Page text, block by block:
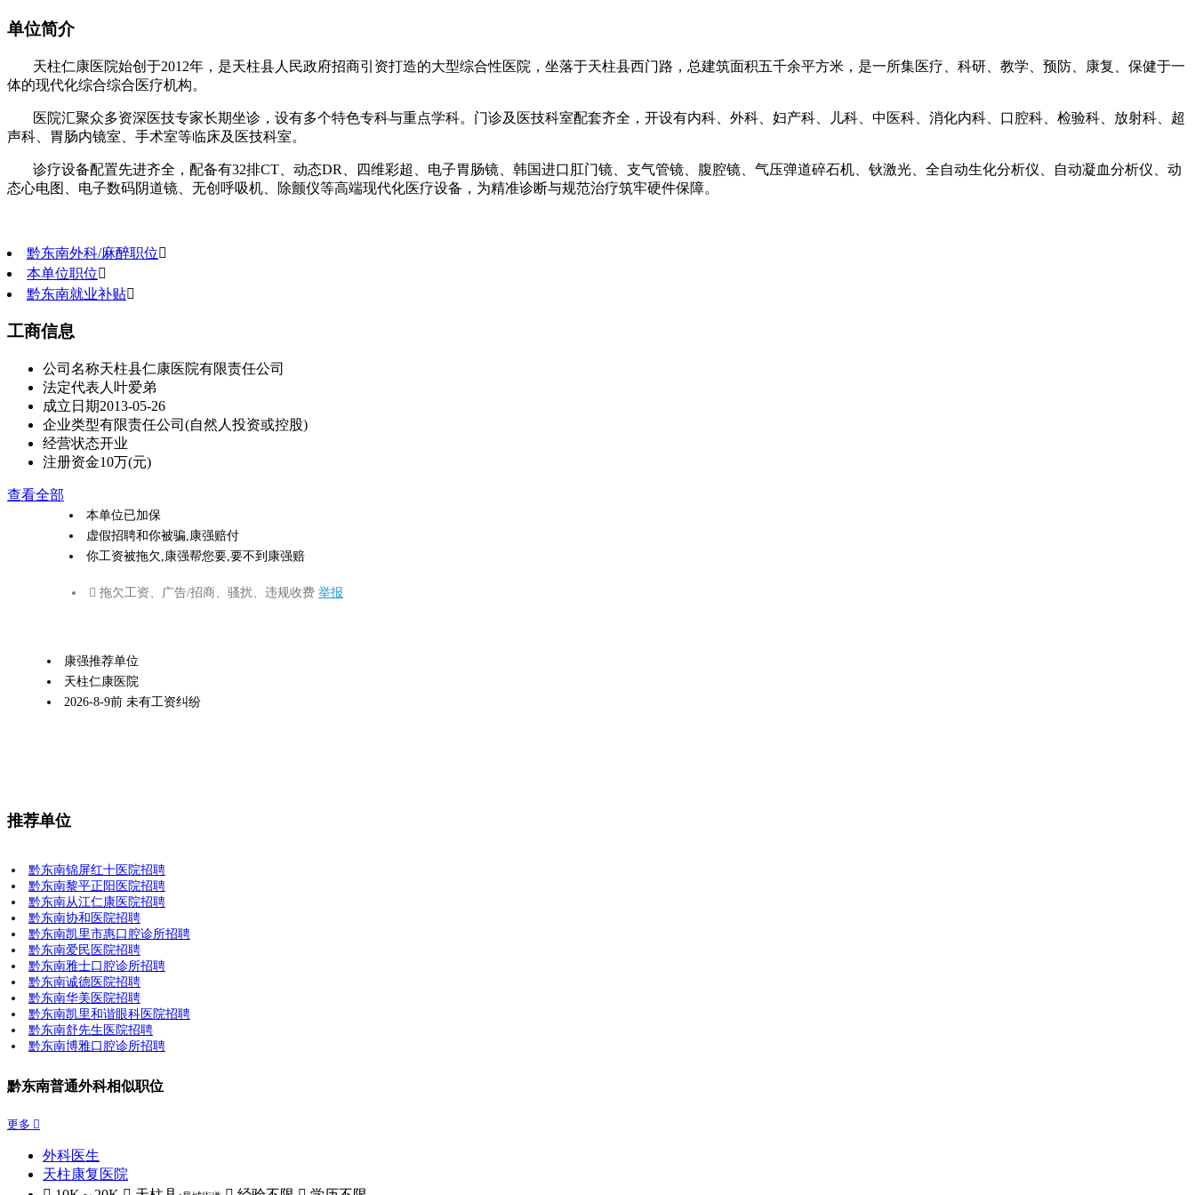
单位简介
天柱仁康医院始创于2012年，是天柱县人民政府招商引资打造的大型综合性医院，坐落于天柱县西门路，总建筑面积五千余平方米，是一所集医疗、科研、教学、预防、康复、保健于一
体的现代化综合综合医疗机构。
医院汇聚众多资深医技专家长期坐诊，设有多个特色专科与重点学科。门诊及医技科室配套齐全，开设有内科、外科、妇产科、儿科、中医科、消化内科、口腔科、检验科、放射科、超
声科、胃肠内镜室、手术室等临床及医技科室。
诊疗设备配置先进齐全，配备有32排CT、动态DR、四维彩超、电子胃肠镜、韩国进口肛门镜、支气管镜、腹腔镜、气压弹道碎石机、钬激光、全自动生化分析仪、自动凝血分析仪、动
态心电图、电子数码阴道镜、无创呼吸机、除颤仪等高端现代化医疗设备，为精准诊断与规范治疗筑牢硬件保障。
黔东南外科/麻醉职位
本单位职位
黔东南就业补贴
工商信息
公司名称天柱县仁康医院有限责任公司
法定代表人 叶爱弟
成立日期2013-05-26
企业类型有限责任公司(自然人投资或控股)
经营状态开业
注册资金10万(元)
查看全部
本单位已加保
虚假招聘和你被骗,康强赔付
你工资被拖欠,康强帮您要,要不到康强赔
 拖欠工资、广告/招商、骚扰、违规收费 举报
康强推荐单位
天柱仁康医院
2026-8-9前 未有工资纠纷
推荐单位
黔东南锦屏红十医院招聘
黔东南黎平正阳医院招聘
黔东南从江仁康医院招聘
黔东南协和医院招聘
黔东南凯里市惠口腔诊所招聘
黔东南爱民医院招聘
黔东南雅士口腔诊所招聘
黔东南诚德医院招聘
黔东南华美医院招聘
黔东南凯里和谐眼科医院招聘
黔东南舒先生医院招聘
黔东南博雅口腔诊所招聘
黔东南普通外科相似职位
更多 
外科医生
天柱康复医院